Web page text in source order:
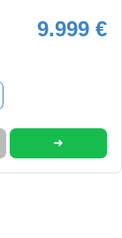
9.999 €
➜